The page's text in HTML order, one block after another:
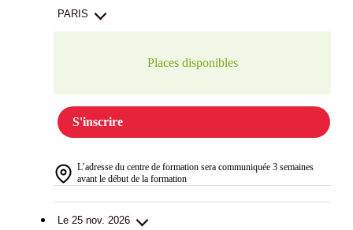
PARIS
Places disponibles
S'inscrire
L’adresse du centre de formation sera communiquée 3 semaines
avant le début de la formation
Le 25 nov. 2026